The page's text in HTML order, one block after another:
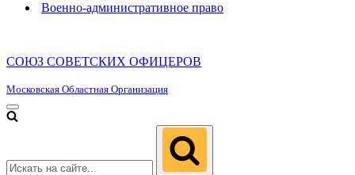
Военно-административное право
СОЮЗ СОВЕТСКИХ ОФИЦЕРОВ
Московская Областная Организация
Меню
навигации